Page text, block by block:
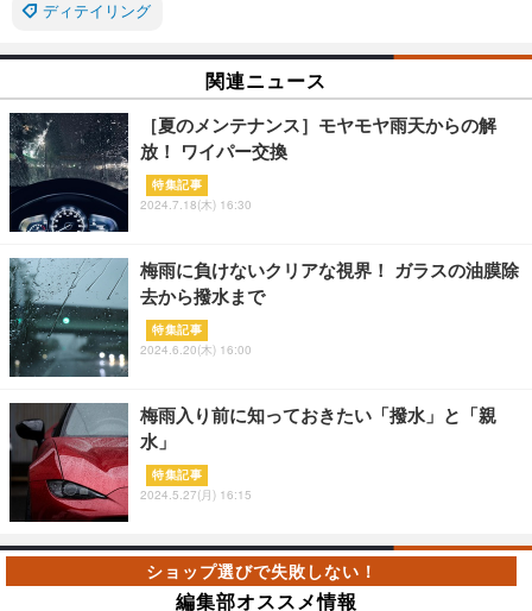
ディテイリング
関連ニュース
［夏のメンテナンス］モヤモヤ雨天からの解
放！ ワイパー交換
特集記事
2024.7.18(木) 16:30
梅雨に負けないクリアな視界！ ガラスの油膜除
去から撥水まで
特集記事
2024.6.20(木) 16:00
梅雨入り前に知っておきたい「撥水」と「親
水」
特集記事
2024.5.27(月) 16:15
編集部オススメ情報